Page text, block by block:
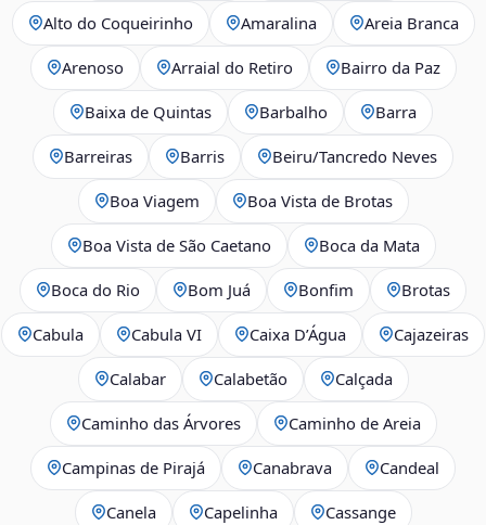
Alto do Coqueirinho Amaralina Areia Branca
Arenoso Arraial do Retiro Bairro da Paz
Baixa de Quintas Barbalho Barra
Barreiras Barris Beiru/Tancredo Neves
Boa Viagem Boa Vista de Brotas
Boa Vista de São Caetano Boca da Mata
Boca do Rio Bom Juá Bonfim Brotas
Cabula Cabula VI Caixa D’Água Cajazeiras
Calabar Calabetão Calçada
Caminho das Árvores Caminho de Areia
Campinas de Pirajá Canabrava Candeal
Canela Capelinha Cassange